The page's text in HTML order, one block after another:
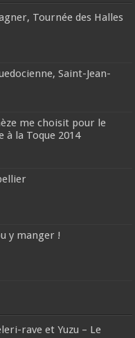
Tournée des Halles
Saint-Jean-
me choisit pour le
à la Toque 2014
y manger !
rave et Yuzu – Le